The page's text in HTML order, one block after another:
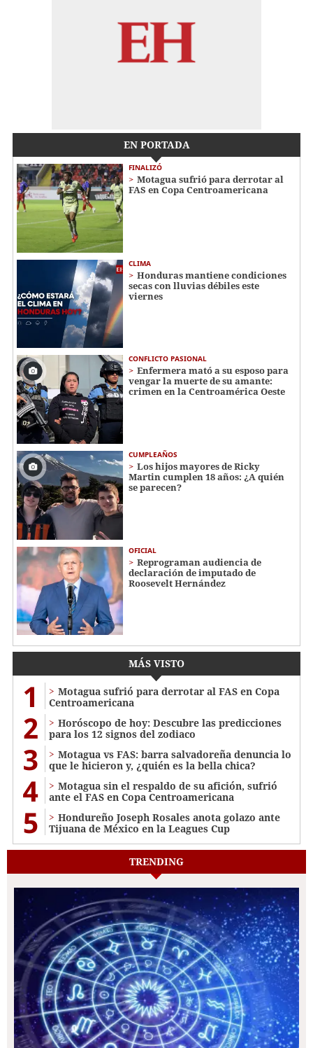
EN PORTADA
FINALIZÓ
Motagua sufrió para derrotar al
FAS en Copa Centroamericana
CLIMA
Honduras mantiene condiciones
secas con lluvias débiles este
viernes
CONFLICTO PASIONAL
Enfermera mató a su esposo para
vengar la muerte de su amante:
crimen en la Centroamérica Oeste
CUMPLEAÑOS
Los hijos mayores de Ricky
Martin cumplen 18 años: ¿A quién
se parecen?
OFICIAL
Reprograman audiencia de
declaración de imputado de
Roosevelt Hernández
MÁS VISTO
1
Motagua sufrió para derrotar al FAS en Copa
Centroamericana
2
Horóscopo de hoy: Descubre las predicciones
para los 12 signos del zodiaco
3
Motagua vs FAS: barra salvadoreña denuncia lo
que le hicieron y, ¿quién es la bella chica?
4
Motagua sin el respaldo de su afición, sufrió
ante el FAS en Copa Centroamericana
5
Hondureño Joseph Rosales anota golazo ante
Tijuana de México en la Leagues Cup
TRENDING